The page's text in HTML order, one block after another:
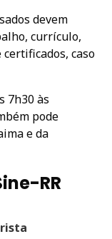
devem
currículo,
caso
7h30 às
pode
e da
RR